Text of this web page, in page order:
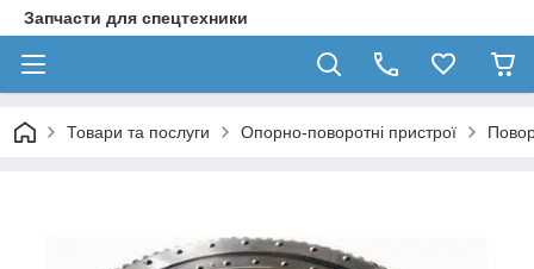
Запчасти для спецтехники
Товари та послуги Опорно-поворотні пристрої